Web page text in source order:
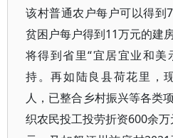
该村普通农户每户可以得到
贫困户每户得到11万元的建
将得到省里“宜居宜业和美
持。再如陆良县荷花里，
人，已整合乡村振兴等各类
织农民投工投劳折资600余